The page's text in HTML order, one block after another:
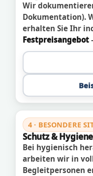
Wir
Dokumentation).
erhalten Sie Ihr
Festpreisangebot
4 · BESONDERE
Schutz & Hygiene
Bei hygienisch
arbeiten wir in
Begleitpersonen